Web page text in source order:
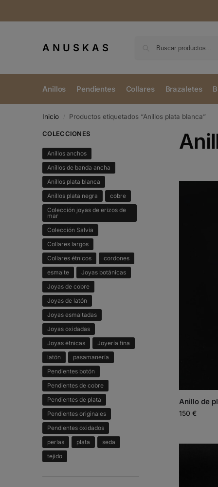
ANUSKAS
Anillos Pendientes Collares Brazaletes
Inicio / Productos etiquetados “Anillos plata blanca”
Anillo de
150 €
COLECCIONES
Anillos anchos
Anillos de banda ancha
Anillos plata blanca
Anillos plata negra
cobre
Colección joyas de erizos de
mar
Colección Salvia
Collares largos
Collares étnicos
cordones
esmalte
Joyas botánicas
Joyas de cobre
Joyas de latón
Joyas esmaltadas
Joyas oxidadas
Joyas étnicas
Joyería fina
latón
pasamanería
Pendientes botón
Pendientes de cobre
Pendientes de plata
Pendientes originales
Pendientes oxidados
perlas
plata
seda
tejido